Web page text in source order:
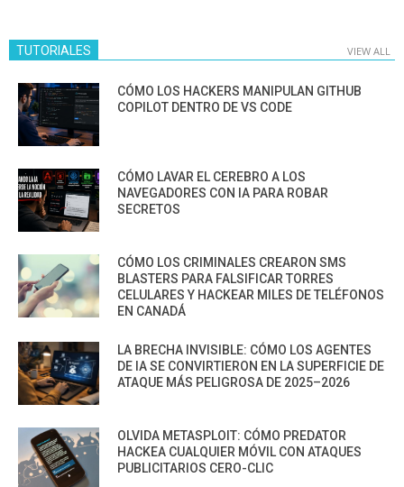
TUTORIALES VIEW ALL
CÓMO LOS HACKERS MANIPULAN GITHUB
COPILOT DENTRO DE VS CODE
CÓMO LAVAR EL CEREBRO A LOS
NAVEGADORES CON IA PARA ROBAR
SECRETOS
CÓMO LOS CRIMINALES CREARON SMS
BLASTERS PARA FALSIFICAR TORRES
CELULARES Y HACKEAR MILES DE TELÉFONOS
EN CANADÁ
LA BRECHA INVISIBLE: CÓMO LOS AGENTES
DE IA SE CONVIRTIERON EN LA SUPERFICIE DE
ATAQUE MÁS PELIGROSA DE 2025–2026
OLVIDA METASPLOIT: CÓMO PREDATOR
HACKEA CUALQUIER MÓVIL CON ATAQUES
PUBLICITARIOS CERO-CLIC